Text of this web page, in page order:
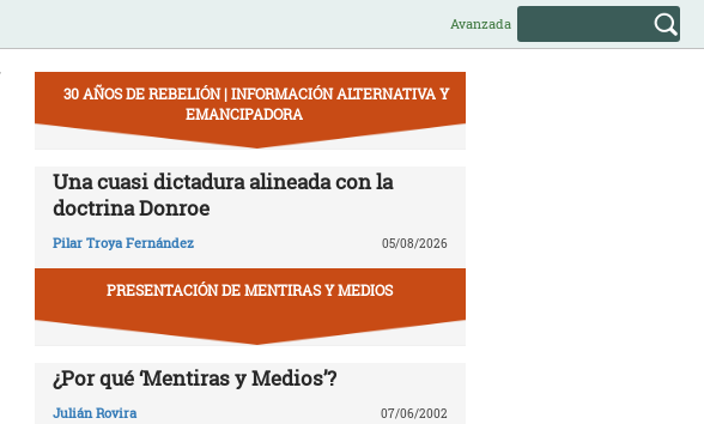
Avanzada
30 AÑOS DE REBELIÓN | INFORMACIÓN ALTERNATIVA Y
EMANCIPADORA
Una cuasi dictadura alineada con la
doctrina Donroe
Pilar Troya Fernández 05/08/2026
PRESENTACIÓN DE MENTIRAS Y MEDIOS
¿Por qué ‘Mentiras y Medios’?
Julián Rovira 07/06/2002